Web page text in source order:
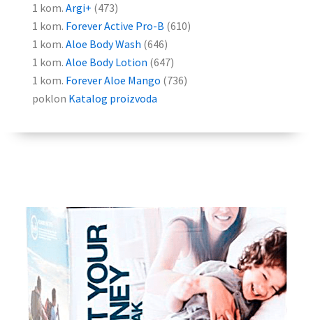
1 kom. Argi+ (473)
1 kom. Forever Active Pro-B (610)
1 kom. Aloe Body Wash (646)
1 kom. Aloe Body Lotion (647)
1 kom. Forever Aloe Mango (736)
poklon Katalog proizvoda